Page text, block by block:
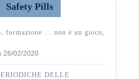
Safety Pills
formazione … non è un gioco,
26/02/2020
DELLE